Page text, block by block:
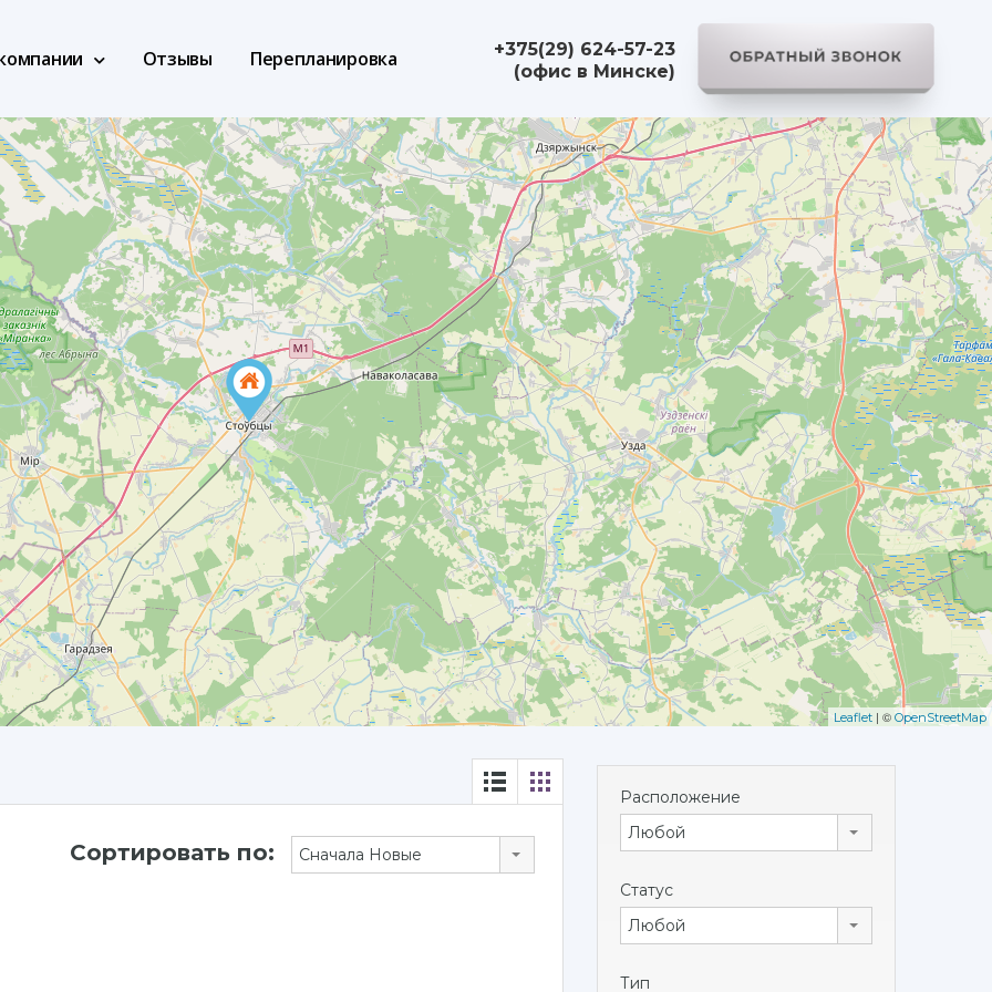
Отзывы Перепланировка
+375(29) 624-57-23
(офис в Минске)
Leaflet | © OpenStreetMap
Сортировать по: Сначала Новые
Расположение
Любой
Статус
Любой
Тип